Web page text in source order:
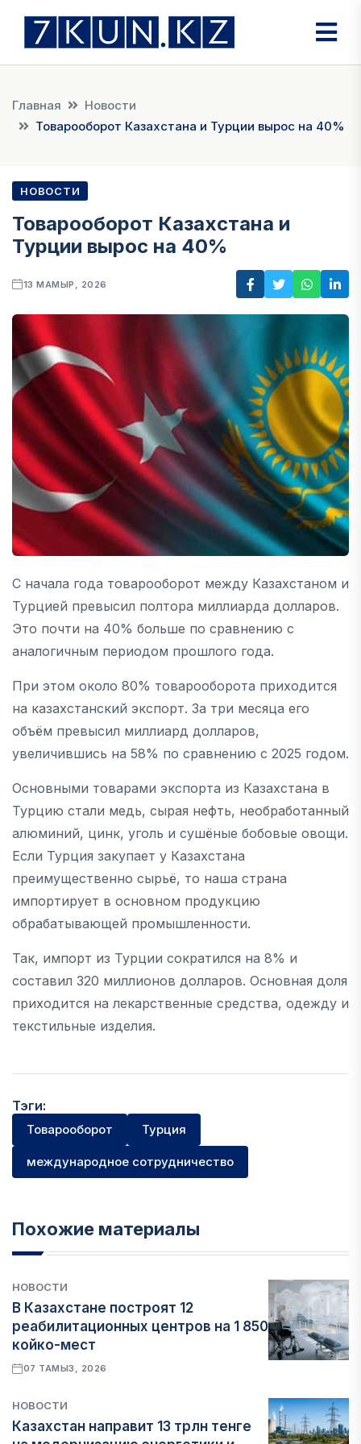
Главная
Новости
Товарооборот Казахстана и Турции вырос на 40%
НОВОСТИ
Товарооборот Казахстана и
Турции вырос на 40%
13 МАМЫР, 2026
С начала года товарооборот между Казахстаном и
Турцией превысил полтора миллиарда долларов.
Это почти на 40% больше по сравнению с
аналогичным периодом прошлого года.
При этом около 80% товарооборота приходится
на казахстанский экспорт. За три месяца его
объём превысил миллиард долларов,
увеличившись на 58% по сравнению с 2025 годом.
Основными товарами экспорта из Казахстана в
Турцию стали медь, сырая нефть, необработанный
алюминий, цинк, уголь и сушёные бобовые овощи.
Если Турция закупает у Казахстана
преимущественно сырьё, то наша страна
импортирует в основном продукцию
обрабатывающей промышленности.
Так, импорт из Турции сократился на 8% и
составил 320 миллионов долларов. Основная доля
приходится на лекарственные средства, одежду и
текстильные изделия.
Тэги:
Товарооборот Турция
международное сотрудничество
Похожие материалы
НОВОСТИ
В Казахстане построят 12
реабилитационных центров на 1 850
койко-мест
07 ТАМЫЗ, 2026
НОВОСТИ
Казахстан направит 13 трлн тенге